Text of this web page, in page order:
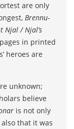
are only
Brennu-
Njal / Njal’s
in printed
heroes are
unknown;
believe
is not only
that it was